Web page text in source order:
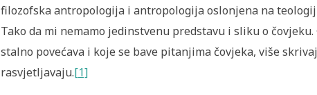
filozofska antropologija i antropologija oslonjena na
Tako da mi nemamo jedinstvenu predstavu i sliku o
stalno povećava i koje se bave pitanjima čovjeka, više
rasvjetljavaju.[1]